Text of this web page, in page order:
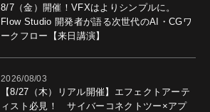
8/7（金）開催！VFXはよりシンプルに。
Flow Studio 開発者が語る次世代のAI・CGワ
ークフロー【来日講演】
2026/08/03
【8/27（木）リアル開催】エフェクトアーテ
ィスト必見！ サイバーコネクトツー×アプ